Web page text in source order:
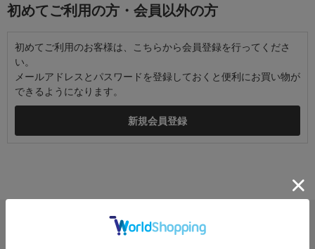
初めてご利用の方・会員以外の方
初めてご利用のお客様は、こちらから会員登録を行ってくださ
い。
メールアドレスとパスワードを登録しておくと便利にお買い物が
できるようになります。